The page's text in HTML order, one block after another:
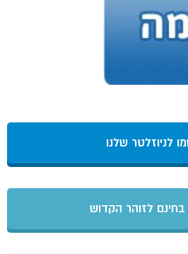
לניוזלטר שלנו
בחינם לזוהר הקדוש